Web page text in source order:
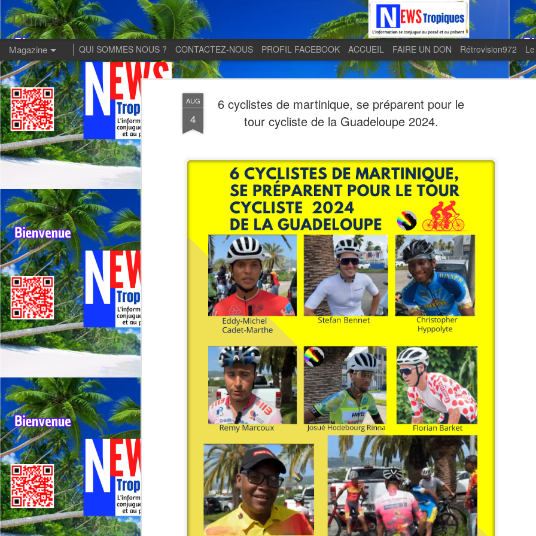
AUG
4
6 cyclistes de martinique, se préparent pour le
tour cycliste de la Guadeloupe 2024.
Dom:
Magazine QUI SOMMES NOUS ? CONTACTEZ-NOUS PROFIL FACEBOOK ACCUEIL FAIRE UN DON Rétrovision972
AUG
5
Quand le
en
Quand le journal LE
télévision martiniquaise
Zitata TV, la télévision
symbolique dans son
national Le Monde lui
saluant l’énergie, la
s’impose désormais
audiovisuel ultramarin.
Une reconnaissance